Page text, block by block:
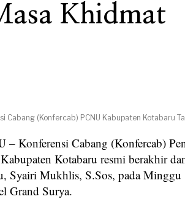
Khidmat
(Konfercab) PCNU Kabupaten Kotabaru
– Konferensi Cabang (Konfercab)
Kotabaru resmi berakhir
Syairi Mukhlis, S.Sos, pada Minggu
Grand Surya.